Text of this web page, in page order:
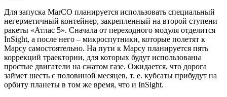
Для запуска MarCO планируется использовать специальный
негерметичный контейнер, закрепленный на второй ступени
ракеты «Атлас 5». Сначала от переходного модуля отделится
InSight, а после него – микроспутники, которые полетят к
Марсу самостоятельно. На пути к Марсу планируется пять
коррекций траектории, для которых будут использованы
простые двигатели на сжатом газе. Ожидается, что дорога
займет шесть с половиной месяцев, т. е. кубсаты прибудут на
орбиту планеты в том же время, что и InSight.